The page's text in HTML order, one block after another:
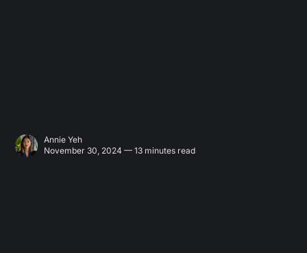
Annie Yeh
November 30, 2024 — 13 minutes read